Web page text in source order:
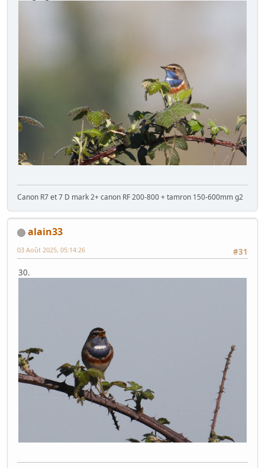
Canon R7 et 7 D mark 2+ canon RF 200-800 + tamron 150-600mm g2
alain33
#31
03 Août 2025, 05:14:26
30.